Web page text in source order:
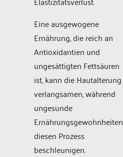
Eine ausgewogene
Ernährung, die reich an
Antioxidantien und
ungesättigten Fettsäuren
ist, kann die Hautalterung
verlangsamen, während
ungesunde
Ernährungsgewohnheiten
diesen Prozess
beschleunigen.